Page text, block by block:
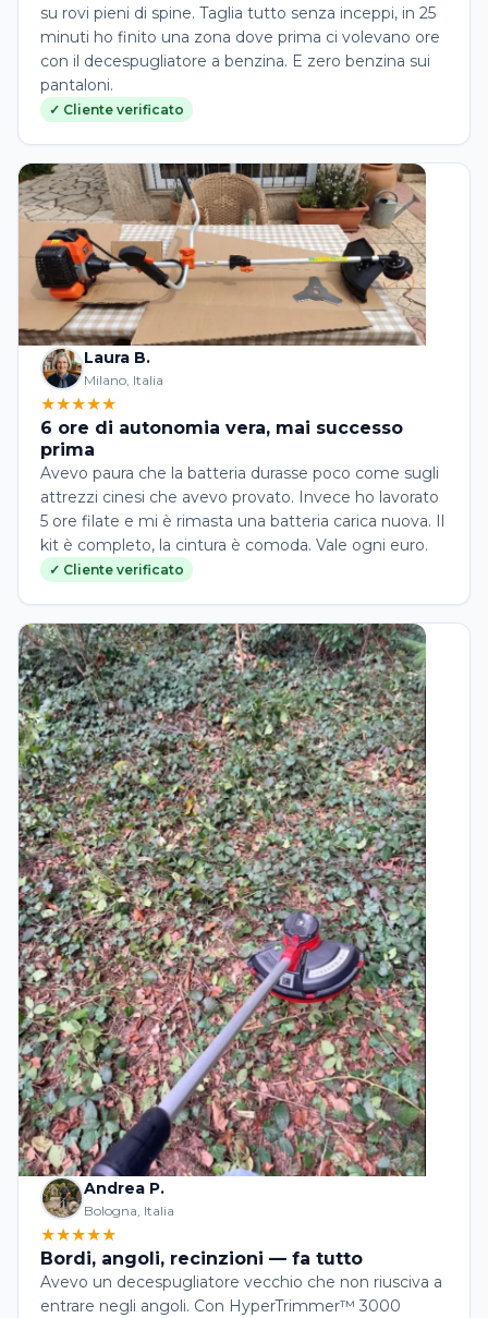
su rovi pieni di spine. Taglia tutto senza inceppi, in 25
minuti ho finito una zona dove prima ci volevano ore
con il decespugliatore a benzina. E zero benzina sui
pantaloni.
✓ Cliente verificato
Laura B.
Milano, Italia
★★★★★
6 ore di autonomia vera, mai successo
prima
Avevo paura che la batteria durasse poco come sugli
attrezzi cinesi che avevo provato. Invece ho lavorato
5 ore filate e mi è rimasta una batteria carica nuova. Il
kit è completo, la cintura è comoda. Vale ogni euro.
✓ Cliente verificato
Andrea P.
Bologna, Italia
★★★★★
Bordi, angoli, recinzioni — fa tutto
Avevo un decespugliatore vecchio che non riusciva a
entrare negli angoli. Con HyperTrimmer™ 3000